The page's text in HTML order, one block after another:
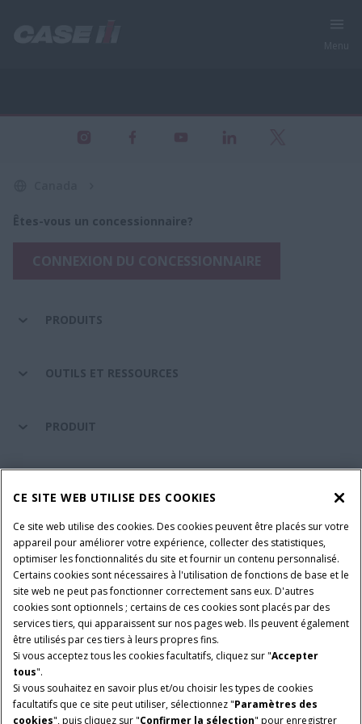
Êtes-vous un concessionnaire?
PRODUITS
OUTILS ET RESSOURCES
PRODUIT
SUIVEZ-NOUS
PARAMÈTRES ET PLUS D'INFORMATIONS
Avis juridiques
Avis de confidentialité
Conditions contractuelles
© 2026 CNH Industrial America LLC. All Rights Reserved. Case IH is a
trademark of CNH Industrial America LLC.
CE SITE WEB UTILISE DES COOKIES
Ce site web utilise des cookies. Des cookies peuvent être placés sur votre
appareil pour améliorer votre expérience, collecter des statistiques,
optimiser les fonctionnalités du site et fournir un contenu personnalisé.
Certains cookies sont nécessaires à l'utilisation de fonctions de base et le
site web ne peut pas fonctionner correctement sans eux. D'autres
cookies sont optionnels ; certains de ces cookies sont placés par des
services tiers, qui apparaissent sur nos pages web. Ils peuvent également
être utilisés par ces tiers à leurs propres fins.
Si vous acceptez tous les cookies facultatifs, cliquez sur "Accepter
tous".
Si vous souhaitez en savoir plus et/ou choisir les types de cookies
facultatifs que ce site peut utiliser, sélectionnez "Paramètres des
cookies", puis cliquez sur "Confirmer la sélection" pour enregistrer